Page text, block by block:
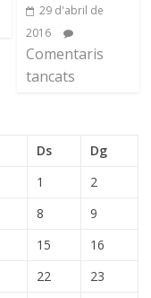
29 d'abril de
2016
Comentaris
tancats
Ds
Dg
1
2
8
9
15
16
22
23